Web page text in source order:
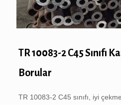
TR 10083-2 C45 Sınıfı
Borular
TR 10083-2 C45 sınıfı, iyi